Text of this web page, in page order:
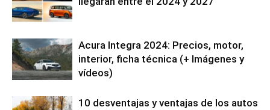
Acura Integra 2024: Precios, motor,
interior, ficha técnica (+ Imágenes y
vídeos)
10 desventajas y ventajas de los autos